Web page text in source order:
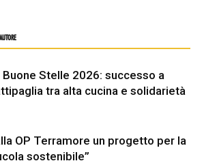
Buone Stelle 2026: successo a
tra alta cucina e solidarietà
OP Terramore un progetto per la
sostenibile”